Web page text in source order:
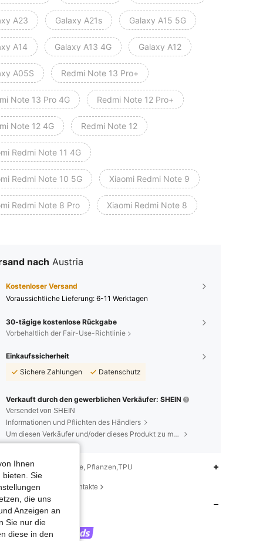
A23 Galaxy A21s Galaxy A15 5G
A14 Galaxy A13 4G Galaxy A12
A05S Redmi Note 13 Pro+
Note 13 Pro 4G Redmi Note 12 Pro+
Note 12 4G Redmi Note 12
Xiaomi Redmi Note 11 4G
Redmi Note 10 5G Xiaomi Redmi Note 9
Redmi Note 8 Pro Xiaomi Redmi Note 8
nach Austria
Kostenloser Versand
Voraussichtliche Lieferung: 6-11 Werktagen
30-tägige kostenlose Rückgabe
Vorbehaltlich der Fair-Use-Richtlinie
Einkaufssicherheit
Sichere Zahlungen
Datenschutz
Verkauft durch den gewerblichen Verkäufer: SHEIN
Versendet von SHEIN
Informationen und Pflichten des Händlers
Um diesen Verkäufer und/oder dieses Produkt zu melden
Weiss,Tiere, Pflanzen,TPU
und Kontakte
CaseVogue
4,88 554
4,88
Ihnen
bieten. Sie
die uns
Anzeigen an
Sie nur die
diese in den